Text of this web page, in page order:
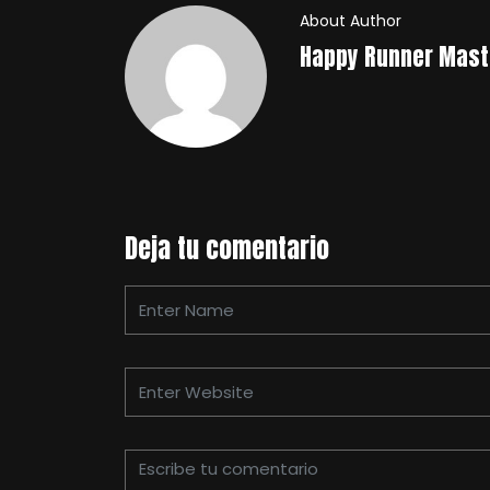
About Author
Happy Runner
Deja tu comentario